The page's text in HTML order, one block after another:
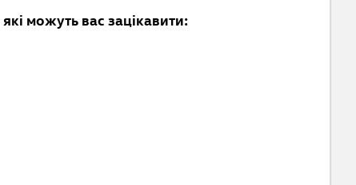
можуть вас зацікавити: